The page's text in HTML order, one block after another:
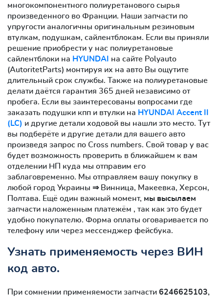
многокомпонентного полиуретанового сырья
произведенного во Франции. Наши запчасти по
упругости аналогичны оригинальным резиновым
втулкам, подушкам, сайлентблокам. Если вы приняли
решение приобрести у нас полиуретановые
сайлентблоки на HYUNDAI
на сайте Polyauto
(AutoritetParts) монтируя их на авто Вы ощутите
длительный срок службы. Также на полиуретановые
делати даётся гарантия 365 дней независимо от
пробега. Если вы заинтересованы вопросами где
заказать подушки кпп и втулки на HYUNDAI Accent II
(LC) и другие детали ходовой вы нашли это место. Тут
вы подберёте и другие детали для вашего авто
произведя запрос по Cross numbers. Свой товар у вас
будет возможность проверить в ближайшем к вам
отделении НП куда мы отправим его
заблаговременно. Мы отправляем вашу покупку в
любой город Украины ⇒ Винница, Макеевка, Херсон,
Полтава. Ещё один важный момент, мы высылаем
запчасти наложенным платежём , так как это будет
удобно покупателю. Форма оплаты оговаривается по
телефону или через мессенджер фейсбука.
Узнать применяемость через ВИН
код авто.
При сомнении применяемости запчасти 6246625103,